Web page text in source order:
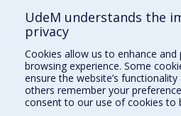
Écoles
Kinésiologie et des sciences de
Orthophonie et audiologie
Réadaptation
Directions
DPC
UdeM understands the
privacy
Cookies allow us to enhance and
browsing experience. Some
ensure the website’s
others remember your
consent to our use of cookies to